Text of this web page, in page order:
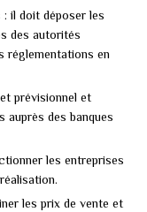
il doit déposer les
des autorités
réglementations en
prévisionnel et
auprès des banques
les entreprises
les prix de vente et